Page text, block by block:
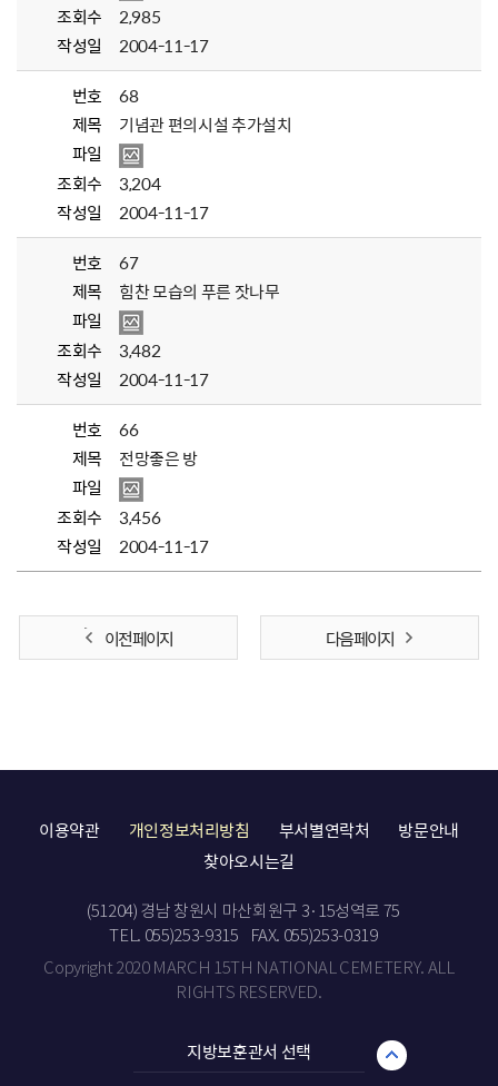
조회수
2,985
작성일
2004-11-17
번호
68
제목
기념관 편의시설 추가설치
파일
조회수
3,204
작성일
2004-11-17
번호
67
제목
힘찬 모습의 푸른 잣나무
파일
조회수
3,482
작성일
2004-11-17
번호
66
제목
전망좋은 방
파일
조회수
3,456
작성일
2004-11-17
이전 페이지 다음 페이지
이용약관 개인정보처리방침 부서별연락처
방문안내
찾아오시는길
(51204) 경남 창원시 마산회원구 3·15성역로 75
TEL. 055)253-9315
FAX. 055)253-0319
Copyright 2020 MARCH 15TH NATIONAL CEMETERY. ALL
RIGHTS RESERVED.
지방보훈관서 선택